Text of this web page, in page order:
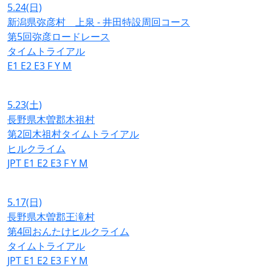
5.24(日)
新潟県弥彦村 上泉 - 井田特設周回コース
第5回弥彦ロードレース
タイムトライアル
E1 E2 E3 FY M
5.23(土)
長野県木曽郡木祖村
第2回木祖村タイムトライアル
ヒルクライム
JPT E1 E2 E3 FY M
5.17(日)
長野県木曽郡王滝村
第4回おんたけヒルクライム
タイムトライアル
JPT E1 E2 E3 FY M